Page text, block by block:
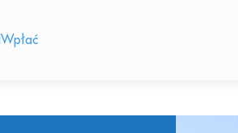
Wpłać